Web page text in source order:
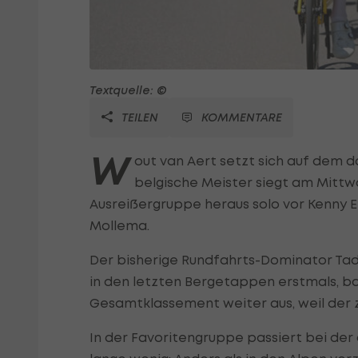
Textquelle: ©
TEILEN
KOMMENTARE
W out van Aert setzt sich auf dem
belgische Meister siegt am
Ausreißergruppe heraus solo vor Kenny
Mollema.
Der bisherige Rundfahrts-Dominator
in den letzten Bergetappen erstmals,
Gesamtklassement weiter aus, weil der
In der Favoritengruppe passiert bei